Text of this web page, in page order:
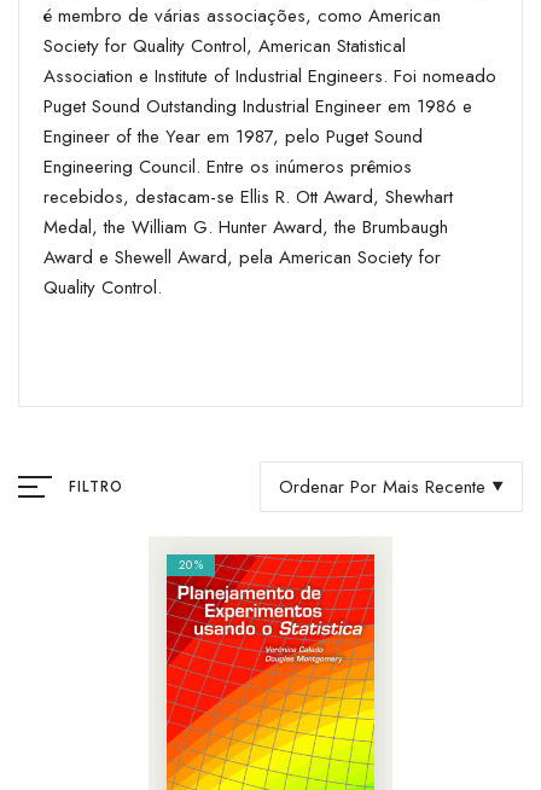
é membro de várias associações, como American
Society for Quality Control, American Statistical
Association e Institute of Industrial Engineers. Foi nomeado
Puget Sound Outstanding Industrial Engineer em 1986 e
Engineer of the Year em 1987, pelo Puget Sound
Engineering Council. Entre os inúmeros prêmios
recebidos, destacam-se Ellis R. Ott Award, Shewhart
Medal, the William G. Hunter Award, the Brumbaugh
Award e Shewell Award, pela American Society for
Quality Control.
FILTRO Ordenar Por Mais Recente
20%